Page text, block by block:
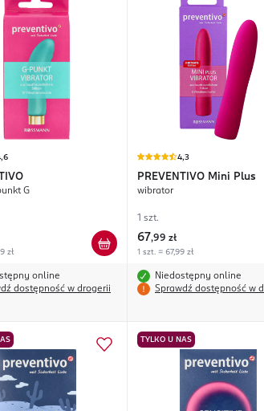
punkt G
zł
online
dostępność w drogerii
4,3
PREVENTIVO Mini Plus
wibrator
1 szt.
67,99 zł
1 szt. = 67,99 zł
Niedostępny online
Sprawdź dostępność w
TYLKO U NAS